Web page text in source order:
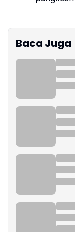
Baca Juga